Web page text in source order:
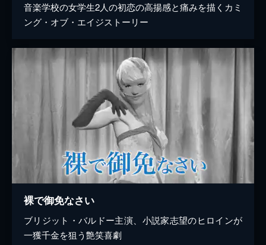
音楽学校の女学生2人の初恋の高揚感と痛みを描くカミ
ング・オブ・エイジストーリー
裸で御免なさい
ブリジット・バルドー主演、小説家志望のヒロインが
一獲千金を狙う艶笑喜劇